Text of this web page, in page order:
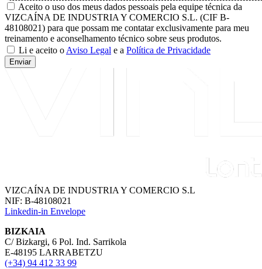
Aceito o uso dos meus dados pessoais pela equipe técnica da
VIZCAÍNA DE INDUSTRIA Y COMERCIO S.L. (CIF B-
48108021) para que possam me contatar exclusivamente para meu
treinamento e aconselhamento técnico sobre seus produtos.
Li e aceito o Aviso Legal e a Política de Privacidade
Enviar
VIZCAÍNA DE INDUSTRIA Y COMERCIO S.L
NIF: B-48108021
Linkedin-in Envelope
BIZKAIA
C/ Bizkargi, 6 Pol. Ind. Sarrikola
E-48195 LARRABETZU
(+34) 94 412 33 99